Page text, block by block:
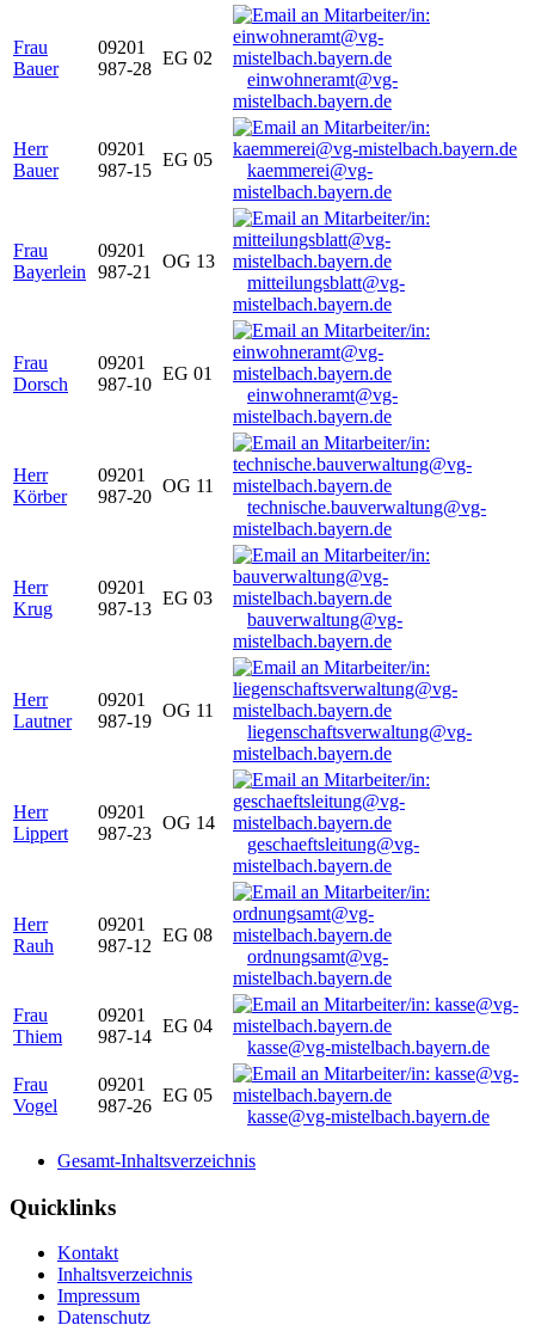
Frau
Bauer
09201
987-28
EG 02
einwohneramt@vg-
mistelbach.bayern.de
Herr
Bauer
09201
987-15
EG 05
kaemmerei@vg-
mistelbach.bayern.de
Frau
Bayerlein
09201
987-21
OG 13
mitteilungsblatt@vg-
mistelbach.bayern.de
Frau
Dorsch
09201
987-10
EG 01
einwohneramt@vg-
mistelbach.bayern.de
Herr
Körber
09201
987-20
OG 11
technische.bauverwaltung@vg-
mistelbach.bayern.de
Herr
Krug
09201
987-13
EG 03
bauverwaltung@vg-
mistelbach.bayern.de
Herr
Lautner
09201
987-19
OG 11
liegenschaftsverwaltung@vg-
mistelbach.bayern.de
Herr
Lippert
09201
987-23
OG 14
geschaeftsleitung@vg-
mistelbach.bayern.de
Herr
Rauh
09201
987-12
EG 08
ordnungsamt@vg-
mistelbach.bayern.de
Frau
Thiem
09201
987-14
EG 04
kasse@vg-mistelbach.bayern.de
Frau
Vogel
09201
987-26
EG 05
kasse@vg-mistelbach.bayern.de
Gesamt-Inhaltsverzeichnis
Quicklinks
Kontakt
Inhaltsverzeichnis
Impressum
Datenschutz